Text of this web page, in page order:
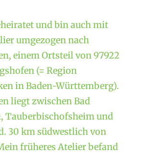
und bin auch mit
umgezogen nach
einem Ortsteil von 97922
(= Region
in Baden-Württemberg).
liegt zwischen Bad
Tauberbischofsheim und
30 km südwestlich von
früheres Atelier befand